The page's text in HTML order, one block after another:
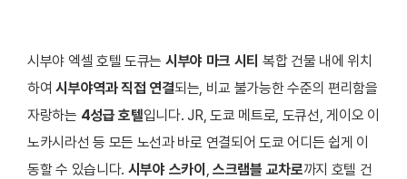
시부야 엑셀 호텔 도큐는 시부야 마크 시티 복합 건물 내에 위치
하여시부야역과 직접 연결되는, 비교 불가능한 수준의 편리함을
자랑하는 4성급 호텔입니다. JR, 도쿄 메트로, 도큐선, 게이오 이
노카시라선 등 모든 노선과 바로 연결되어 도쿄 어디든 쉽게 이
동할 수 있습니다. 시부야 스카이 ,스크램블 교차로까지 호텔 건